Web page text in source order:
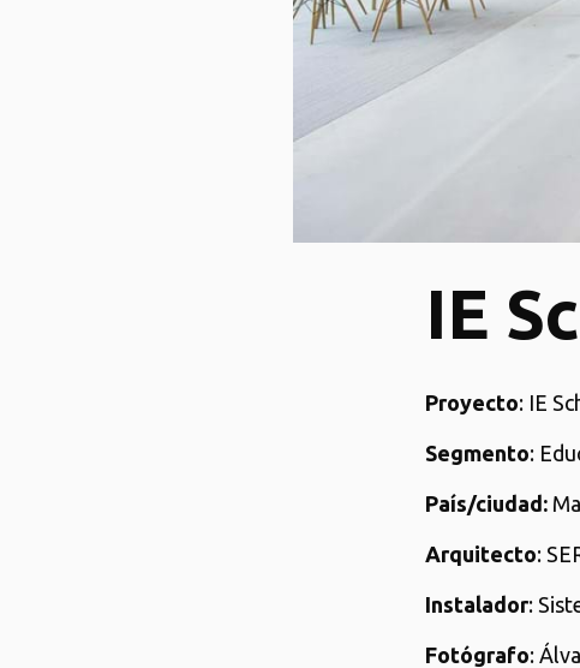
IE
Proyecto: IE
Segmento:
País/ciudad:
Arquitecto:
Instalador:
Fotógrafo: